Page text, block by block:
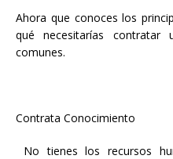
Ahora que conoces los
qué necesitarías contratar
comunes.
Contrata Conocimiento
No tienes los recursos